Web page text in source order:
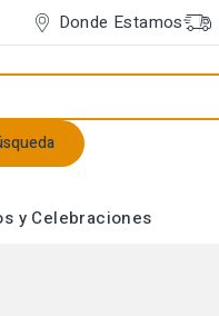
Donde Estamos
y Celebraciones